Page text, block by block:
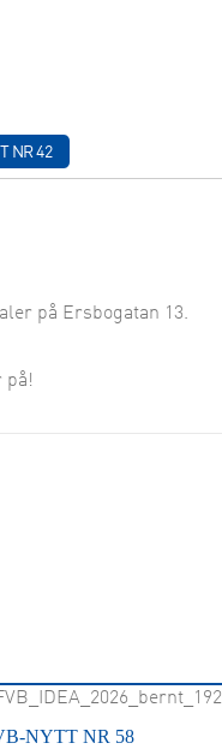
NR 42
på Ersbogatan 13.
på!
NYTT NR 58